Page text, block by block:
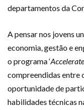
departamentos da
A pensar nos jovens
economia, gestão e
o programa ‘
compreendidas entre
oportunidade de
habilidades técnicas